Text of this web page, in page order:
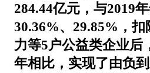
284.44亿元，与2019
30.36%、29.85%，
力等5户公益类企业后
年相比，实现了由负